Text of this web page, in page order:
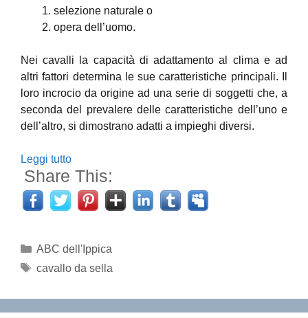
selezione naturale o
opera dell’uomo.
Nei cavalli la capacità di adattamento al clima e ad
altri fattori determina le sue caratteristiche principali. Il
loro incrocio da origine ad una serie di soggetti che, a
seconda del prevalere delle caratteristiche dell’uno e
dell’altro, si dimostrano adatti a impieghi diversi.
Leggi tutto
Share This:
Categorie
ABC dell'Ippica
Tag
cavallo da sella